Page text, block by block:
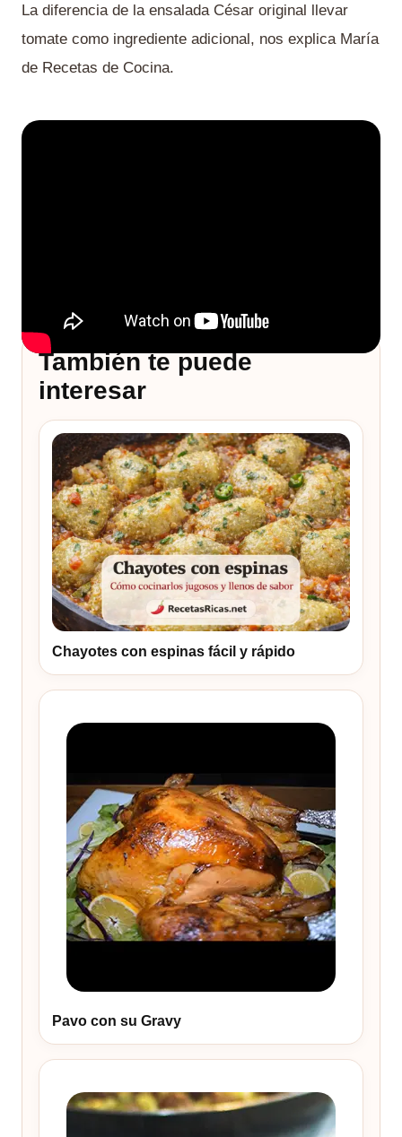
La diferencia de la ensalada César original llevar
tomate como ingrediente adicional, nos explica María
de Recetas de Cocina.
También te puede
interesar
Chayotes con espinas fácil y rápido
Pavo con su Gravy